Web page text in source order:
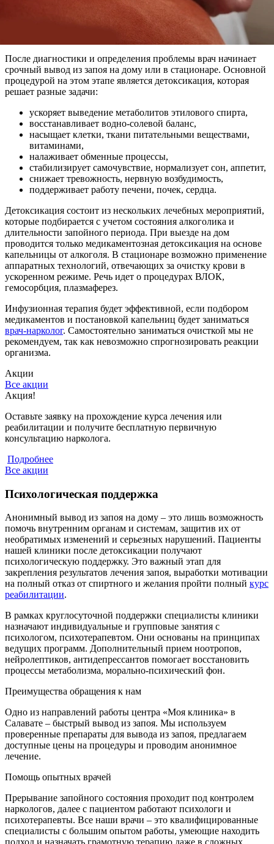
После диагностики и определения проблемы врач начинает
срочный вывод из запоя на дому или в стационаре. Основной
процедурой на этом этапе является детоксикация, которая
решает разные задачи:
ускоряет выведение метаболитов этилового спирта,
восстанавливает водно-солевой баланс,
насыщает клетки, ткани питательными веществами,
витаминами,
налаживает обменные процессы,
стабилизирует самочувствие, нормализует сон, аппетит,
снижает тревожность, нервную возбудимость,
поддерживает работу печени, почек, сердца.
Детоксикация состоит из нескольких лечебных мероприятий,
которые подбирается с учетом состояния алкоголика и
длительности запойного периода. При выезде на дом
проводится только медикаментозная детоксикация на основе
капельницы от алкоголя. В стационаре возможно применение
аппаратных технологий, отвечающих за очистку крови в
ускоренном режиме. Речь идет о процедурах ВЛОК,
гемосорбция, плазмаферез.
Инфузионная терапия будет эффективной, если подбором
медикаментов и постановкой капельниц будет заниматься
врач-нарколог. Самостоятельно заниматься очисткой мы не
рекомендуем, так как невозможно спрогнозировать реакции
организма.
Акции
Все акции
Акция!
Оставьте заявку на прохождение курса лечения или
реабилитации и получите бесплатную первичную
консультацию нарколога.
Подробнее
Все акции
Психологическая поддержка
Анонимный вывод из запоя на дому – это лишь возможность
помочь внутренним органам и системам, защитив их от
необратимых изменений и серьезных нарушений. Пациенты
нашей клиники после детоксикации получают
психологическую поддержку. Это важный этап для
закрепления результатов лечения запоя, выработки мотивации
на полный отказ от спиртного и желания пройти полный курс
реабилитации.
В рамках круглосуточной поддержки специалисты клиники
назначают индивидуальные и групповые занятия с
психологом, психотерапевтом. Они основаны на принципах
ведущих программ. Дополнительный прием ноотропов,
нейролептиков, антидепрессантов помогает восстановить
процессы метаболизма, морально-психический фон.
Преимущества обращения к нам
Одно из направлений работы центра «Моя клиника» в
Салавате – быстрый вывод из запоя. Мы используем
проверенные препараты для вывода из запоя, предлагаем
доступные цены на процедуры и проводим анонимное
лечение.
Помощь опытных врачей
Прерывание запойного состояния проходит под контролем
наркологов, далее с пациентом работают психологи и
психотерапевты. Все наши врачи – это квалифицированные
специалисты с большим опытом работы, умеющие находить